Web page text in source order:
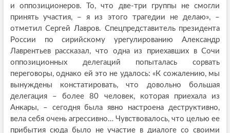
и оппозиционеров. То, что две-три группы не смогли
принять участия, – я из этого трагедии не делаю», –
отметил Сергей Лавров. Спецпредставитель президента
России по сирийскому урегулированию Александр
Лаврентьев рассказал, что одна из приехавших в Сочи
оппозиционных делегаций попыталась сорвать
переговоры, однако ей это не удалось: «К сожалению, мы
вынуждены констатировать, что довольно большая
делегация – более 80 человек, которая приехала из
Анкары, – сегодня была явно настроена деструктивно,
вела себя очень агрессивно… Чувствовалось, что целью ее
прибытия сюда было не участие в диалоге со своими